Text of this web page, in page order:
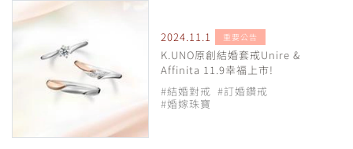
2024.11.1 重要公告
K.UNO原創結婚套戒Unire &
Affinita 11.9幸福上市!
#結婚對戒 #訂婚鑽戒
#婚嫁珠寶